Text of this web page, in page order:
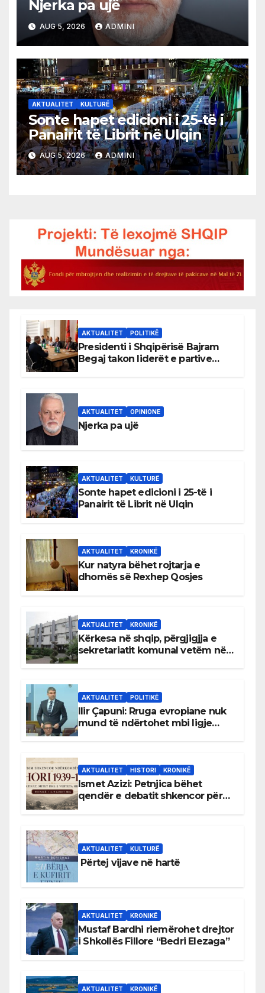
Njerka pa ujë
AUG 5, 2026 ADMINI
AKTUALITET KULTURË
Sonte hapet edicioni i 25-të i
Panairit të Librit në Ulqin
AUG 5, 2026 ADMINI
AKTUALITET POLITIKË
Presidenti i Shqipërisë Bajram
Begaj takon liderët e partive
AKTUALITET OPINIONE
Njerka pa ujë
AKTUALITET KULTURË
Sonte hapet edicioni i 25-të i
Panairit të Librit në Ulqin
AKTUALITET KRONIKË
Kur natyra bëhet rojtarja e
dhomës së Rexhep Qosjes
AKTUALITET KRONIKË
Kërkesa në shqip, përgjigjja e
sekretariatit komunal vetëm në
AKTUALITET POLITIKË
Ilir Çapuni: Rruga evropiane nuk
mund të ndërtohet mbi ligje
AKTUALITET HISTORI KRONIKË
Ismet Azizi: Petnjica bëhet
qendër e debatit shkencor për
AKTUALITET KULTURË
Përtej vijave në hartë
AKTUALITET KRONIKË
Mustaf Bardhi riemërohet drejtor
i Shkollës Fillore “Bedri Elezaga”
AKTUALITET KRONIKË